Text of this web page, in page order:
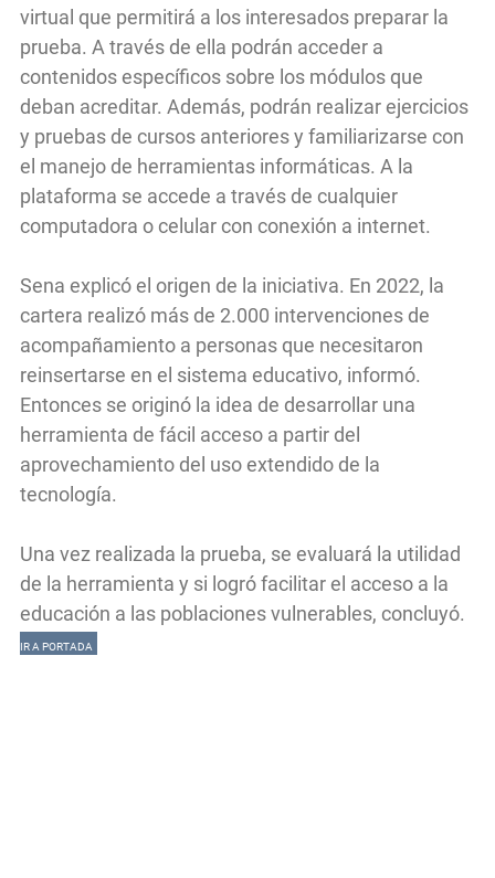
virtual que permitirá a los interesados preparar la
prueba. A través de ella podrán acceder a
contenidos específicos sobre los módulos que
deban acreditar. Además, podrán realizar ejercicios
y pruebas de cursos anteriores y familiarizarse con
el manejo de herramientas informáticas. A la
plataforma se accede a través de cualquier
computadora o celular con conexión a internet.
Sena explicó el origen de la iniciativa. En 2022, la
cartera realizó más de 2.000 intervenciones de
acompañamiento a personas que necesitaron
reinsertarse en el sistema educativo, informó.
Entonces se originó la idea de desarrollar una
herramienta de fácil acceso a partir del
aprovechamiento del uso extendido de la
tecnología.
Una vez realizada la prueba, se evaluará la utilidad
de la herramienta y si logró facilitar el acceso a la
educación a las poblaciones vulnerables, concluyó.
IR A PORTADA